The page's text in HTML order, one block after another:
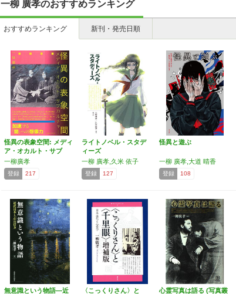
一柳 廣孝のおすすめランキング
おすすめランキング 新刊・発売日順
怪異の表象空間: メディ
ア・オカルト・サブ
カ…
一柳廣孝
登録 217
ライトノベル・スタデ
ィーズ
一柳 廣孝,久米 依子
登録 127
怪異と遊ぶ
一柳 廣孝,大道 晴香
登録 108
無意識という物語―近
〈こっくりさん〉と
心霊写真は語る (写真叢